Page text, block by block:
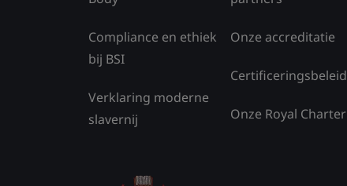
Compliance en ethiek
bij BSI
Verklaring moderne
slavernij
Onze accreditatie
Certificeringsbeleid
Onze Royal Charter